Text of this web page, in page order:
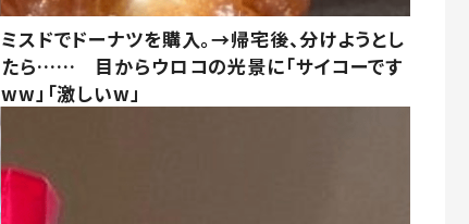
ミスドでドーナツを購入。→帰宅後、分けようとし
たら…… 目からウロコの光景に「サイコーです
ww」「激しいw」